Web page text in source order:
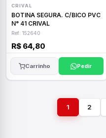
CRIVAL
BOTINA SEGURA. C/BICO PVC
N° 41 CRIVAL
Ref: 152640
R$ 64,80
Carrinho Pedir
1 2